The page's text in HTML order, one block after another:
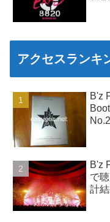
アクセスランキ
B'z
B'z
で
計